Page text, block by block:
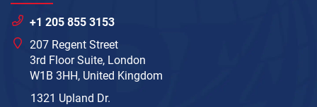
+1 205 855 3153
207 Regent Street
3rd Floor Suite, London
W1B 3HH, United Kingdom
1321 Upland Dr.